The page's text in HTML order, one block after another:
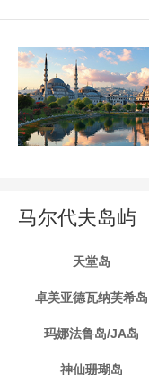
马尔代夫岛屿
天堂岛
卓美亚德瓦纳芙希岛
玛娜法鲁岛/JA岛
神仙珊瑚岛